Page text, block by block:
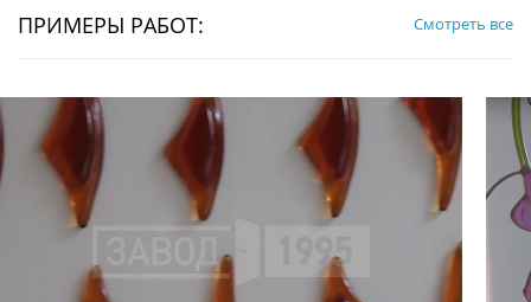
ПРИМЕРЫ РАБОТ: Смотреть все